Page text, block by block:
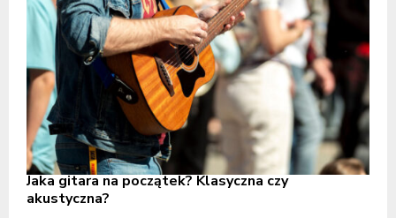
Jaka gitara na początek? Klasyczna czy
akustyczna?